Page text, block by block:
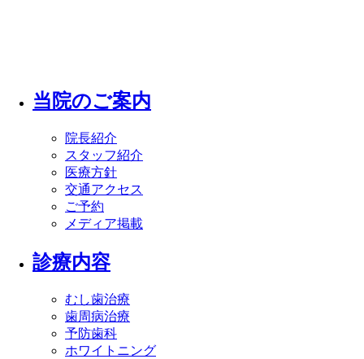
当院のご案内
院長紹介
スタッフ紹介
医療方針
交通アクセス
ご予約
メディア掲載
診療内容
むし歯治療
歯周病治療
予防歯科
ホワイトニング